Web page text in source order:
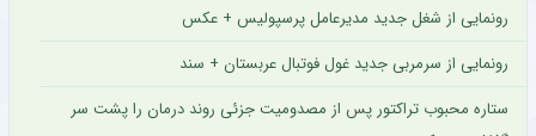
رونمایی از شغل جدید مدیرعامل پرسپولیس + عکس
رونمایی از سرمربی جدید غول فوتبال عربستان + سند
ستاره محبوب تراکتور پس از مصدومیت جزئی روند درمان را پشت سر